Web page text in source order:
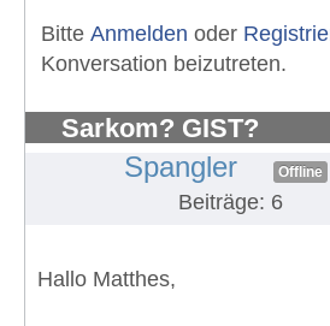
Bitte Anmelden oder
Konversation beizutreten.
Sarkom? GIST?
Spangler Offline
Beiträge: 6
Hallo Matthes,